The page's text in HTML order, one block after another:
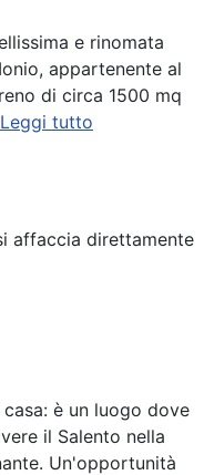
e rinomata
appartenente al
di circa 1500 mq
Leggi tutto
affaccia direttamente
è un luogo dove
il Salento nella
Un'opportunità